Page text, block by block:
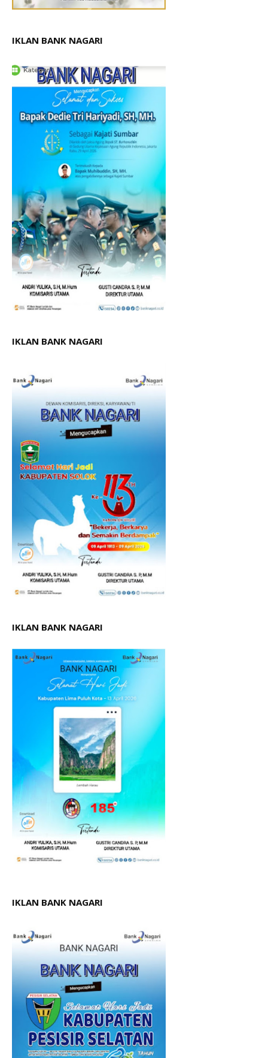
IKLAN BANK NAGARI
IKLAN BANK NAGARI
IKLAN BANK NAGARI
IKLAN BANK NAGARI